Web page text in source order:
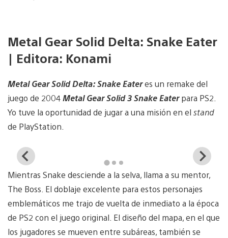
Metal Gear Solid Delta: Snake Eater
| Editora: Konami
Metal Gear Solid Delta: Snake Eateres un remake del
juego de 2004Metal Gear Solid 3 Snake Eaterpara PS2.
Yo tuve la oportunidad de jugar a una misión en el stand
de PlayStation.
View
and
download
image
Mientras Snake desciende a la selva, llama a su mentor,
The Boss. El doblaje excelente para estos personajes
emblemáticos me trajo de vuelta de inmediato a la época
de PS2 con el juego original. El diseño del mapa, en el que
los jugadores se mueven entre subáreas, también se